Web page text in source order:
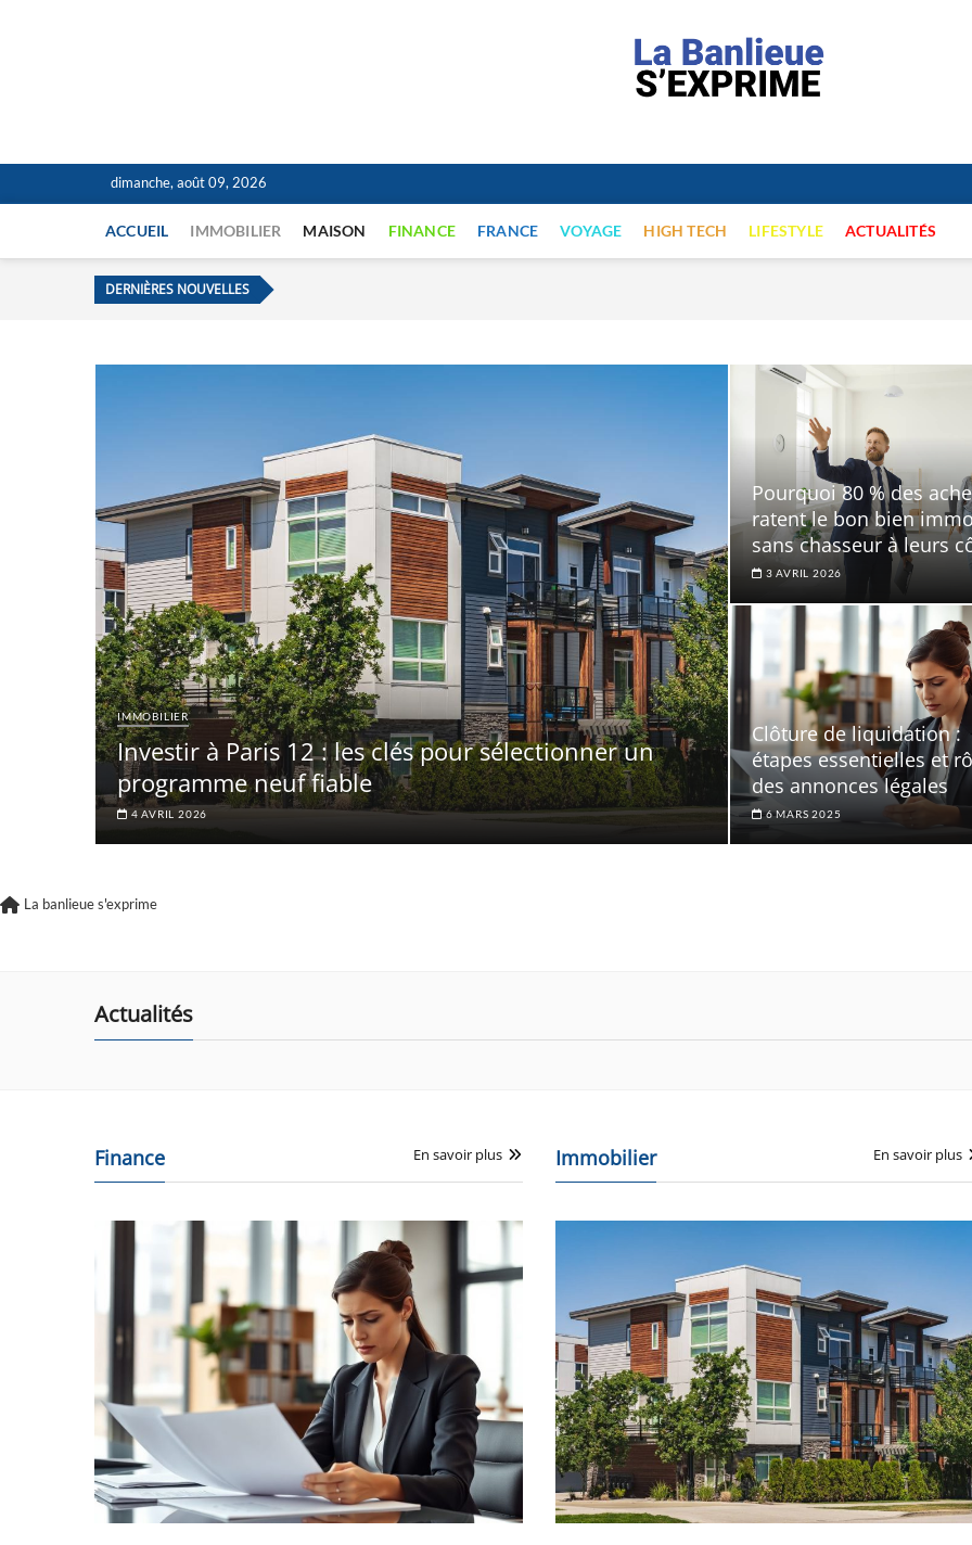
dimanche, août 09, 2026
ACCUEIL IMMOBILIER MAISON FINANCE FRANCE VOYAGE HIGH TECH LIFESTYLE ACTUALITÉS
DERNIÈRES NOUVELLES
IMMOBILIER
Investir à Paris 12 : les clés pour sélectionner un
programme neuf fiable
4 AVRIL 2026
Pourquoi 80 % des
ratent le bon bien
sans chasseur à leurs
3 AVRIL 2026
Clôture de liquidation :
étapes essentielles et
des annonces légales
6 MARS 2025
La banlieue s'exprime
Actualités
Finance En savoir plus Immobilier En savoir plus